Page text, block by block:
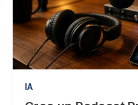
IA